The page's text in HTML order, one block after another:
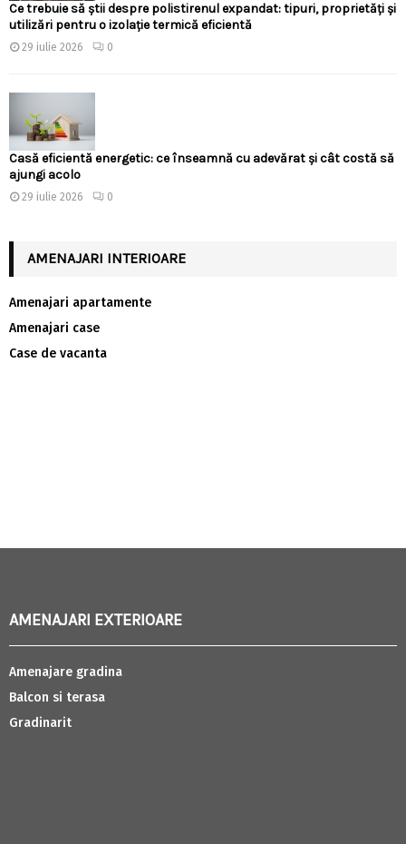
Ce trebuie să știi despre polistirenul expandat: tipuri, proprietăți și
utilizări pentru o izolație termică eficientă
29 iulie 2026 0
Casă eficientă energetic: ce înseamnă cu adevărat și cât costă să
ajungi acolo
29 iulie 2026 0
AMENAJARI INTERIOARE
Amenajari apartamente
Amenajari case
Case de vacanta
AMENAJARI EXTERIOARE
Amenajare gradina
Balcon si terasa
Gradinarit